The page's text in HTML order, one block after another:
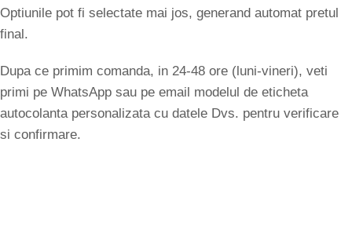
Optiunile pot fi selectate mai jos, generand automat pretul
final.
Dupa ce primim comanda, in 24-48 ore (luni-vineri), veti
primi pe WhatsApp sau pe email modelul de eticheta
autocolanta personalizata cu datele Dvs. pentru verificare
si confirmare.